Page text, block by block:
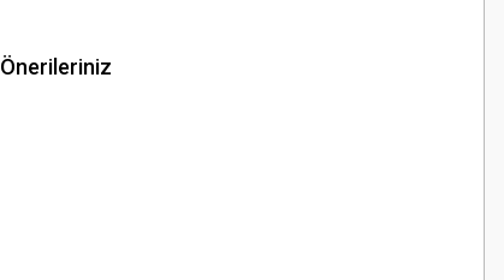
Önerileriniz